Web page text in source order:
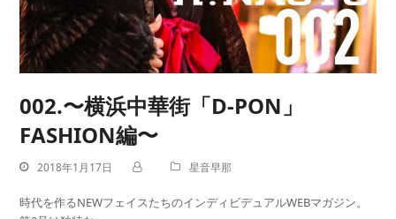
002.〜横浜中華街「D-PON」
FASHION編〜
2018年1月17日 星音早那
時代を作るNEWフェイスたちのインディビデュアルWEBマガジン。